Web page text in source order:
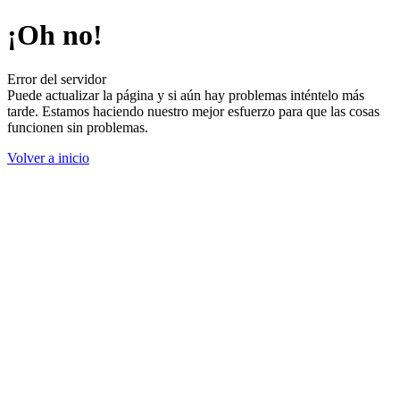
¡Oh no!
Error del servidor
Puede actualizar la página y si aún hay problemas inténtelo más
tarde. Estamos haciendo nuestro mejor esfuerzo para que las cosas
funcionen sin problemas.
Volver a inicio